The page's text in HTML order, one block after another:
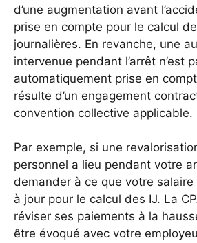
d’une augmentation avant
prise en compte pour le calcul
journalières. En revanche, une
intervenue pendant l’arrêt n’est
automatiquement prise en
résulte d’un engagement
convention collective applicable.
Par exemple, si une
personnel a lieu pendant votre
demander à ce que votre
à jour pour le calcul des IJ. La
réviser ses paiements à la
être évoqué avec votre